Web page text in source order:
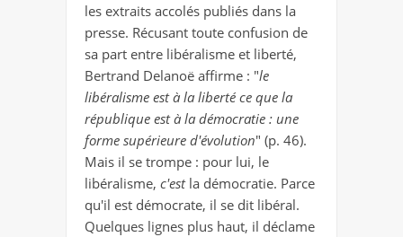
les extraits accolés publiés dans la
presse. Récusant toute confusion de
sa part entre libéralisme et liberté,
Bertrand Delanoë affirme : "le
libéralisme est à la liberté ce que la
république est à la démocratie : une
forme supérieure d'évolution" (p. 46).
Mais il se trompe : pour lui, le
libéralisme, c'estla démocratie. Parce
qu'il est démocrate, il se dit libéral.
Quelques lignes plus haut, il déclame